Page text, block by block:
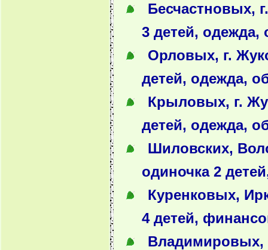
Бесчастновых,
3 детей, одежда,
Орловых, г.
детей, одежда,
Крыловых, г.
детей, одежда,
Шиловских,
одиночка 2
Куренковых,
4 детей,
Владимировых,